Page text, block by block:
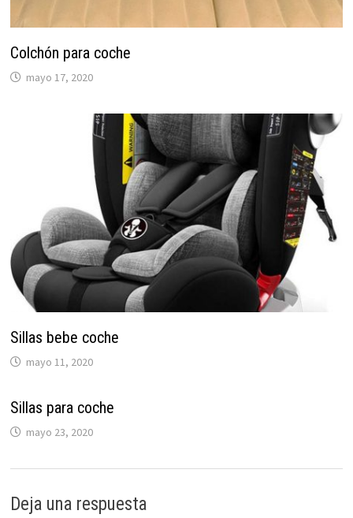
Colchón para coche
mayo 17, 2020
Sillas bebe coche
mayo 11, 2020
Sillas para coche
mayo 23, 2020
Deja una respuesta